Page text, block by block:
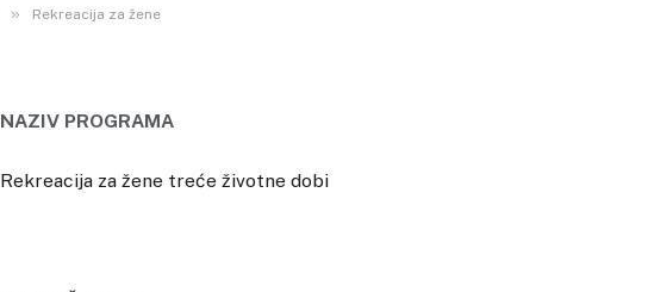
» Rekreacija za žene
NAZIV PROGRAMA
Rekreacija za žene treće životne dobi